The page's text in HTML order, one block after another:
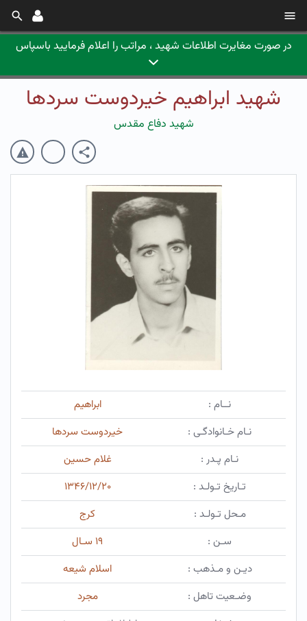
در صورت مغایرت اطلاعات شهید ، مراتب را اعلام فرمایید باسپاس
شهید ابراهیم خیردوست سردها
شهید دفاع مقدس
نــام :
ابراهیم
نـام خـانوادگـی :
خیردوست سردها
نـام پـدر :
غلام حسین
تـاریخ تـولـد :
۱۳۴۶/۱۲/۲۰
مـحل تـولـد :
کرج
سـن :
۱۹ سـال
دیـن و مـذهب :
اسلام شیعه
وضـعیت تاهل :
مجرد